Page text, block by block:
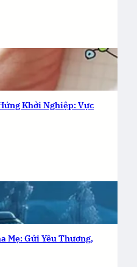
Khởi Nghiệp: Vực
Mẹ: Gửi Yêu Thương,